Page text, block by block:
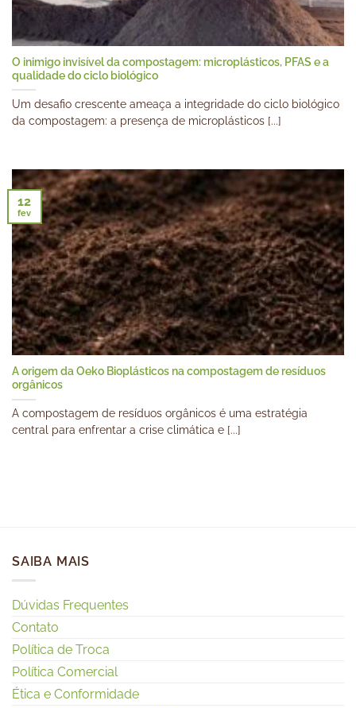
O inimigo invisível da compostagem: microplásticos, PFAS e a
qualidade do ciclo biológico
Um desafio crescente ameaça a integridade do ciclo biológico
da compostagem: a presença de microplásticos [...]
A origem da Oeko Bioplásticos na compostagem de resíduos
orgânicos
A compostagem de resíduos orgânicos é uma estratégia
central para enfrentar a crise climática e [...]
12
fev
SAIBA MAIS
Dúvidas Frequentes
Contato
Política de Troca
Política Comercial
Ética e Conformidade